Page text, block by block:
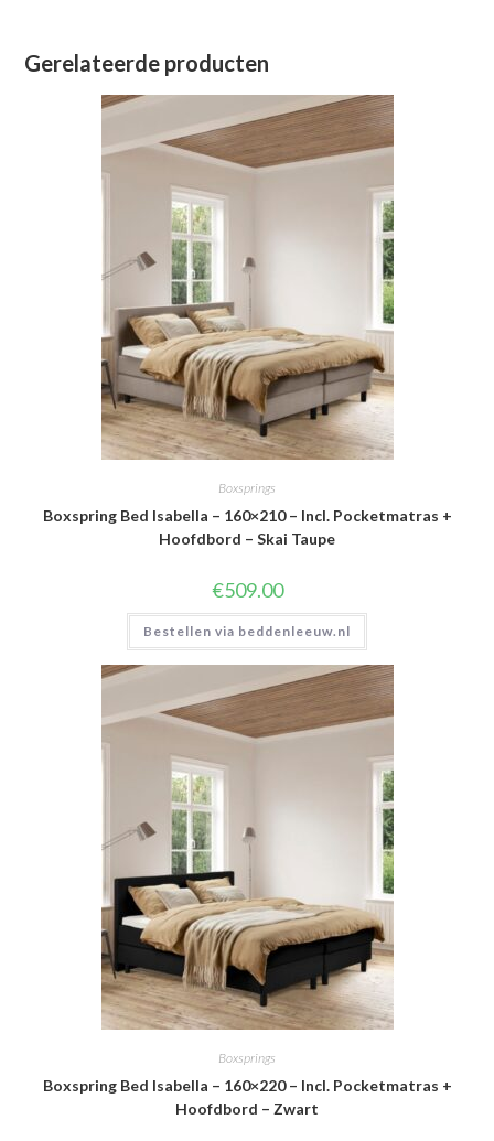
Gerelateerde producten
Boxsprings
Boxspring Bed Isabella – 160×210 – Incl. Pocketmatras +
Hoofdbord – Skai Taupe
€509.00
Bestellen via beddenleeuw.nl
Boxsprings
Boxspring Bed Isabella – 160×220 – Incl. Pocketmatras +
Hoofdbord – Zwart